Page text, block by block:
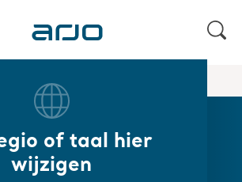
of taal hier
wijzigen
/ Wellness en ontspanning
en